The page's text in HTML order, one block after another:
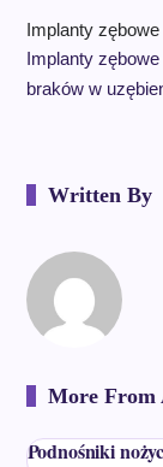
Implanty
Implanty
braków w
Written By
More From
Podnośniki